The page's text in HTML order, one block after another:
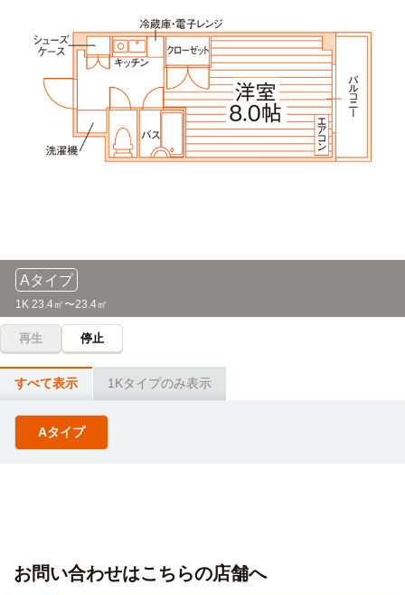
Aタイプ
1K 23.4㎡〜23.4㎡
再生 停止
すべて表示 1Kタイプのみ表示
Aタイプ
お問い合わせはこちらの店舗へ